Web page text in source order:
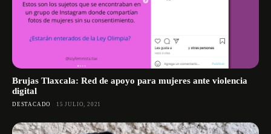
Brujas Tlaxcala: Red de apoyo para mujeres ante violencia
digital
DESTACADO 15 JULIO, 2021